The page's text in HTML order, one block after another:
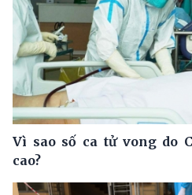
Vì sao số ca tử vong do
cao?